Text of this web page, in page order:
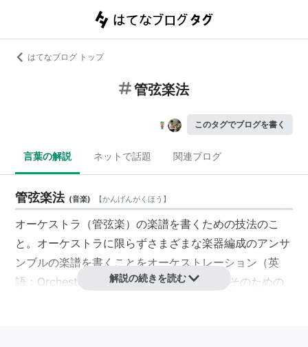
はてなブログ トップ
管弦楽法
このタグでブログを書く
言葉の解説 ネットで話題 関連ブログ
管弦楽法 (音楽) 【かんげんがくほう 】
オーケストラ（管弦楽）の楽譜を書くための技法のこ
と。オーケストラに限らずさまざまな楽器編成のアンサ
ンブルの楽譜を書くことをオーケストレーション（英
語：Orchestration）という。管弦楽法とはそのための
解説の続きを読む